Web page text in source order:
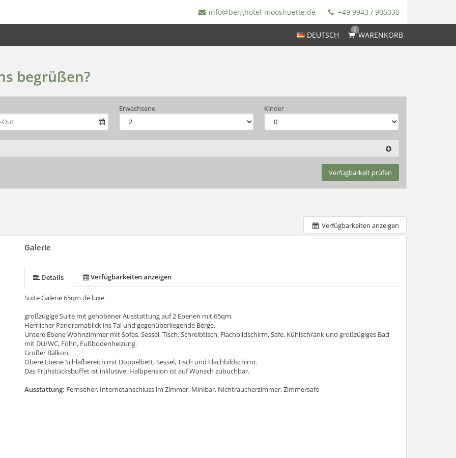
info@berghotel-mooshuette.de +49 9943 / 905030
DEUTSCH
0
WARENKORB
begrüßen?
Erwachsene Kinder
Verfügbarkeit prüfen
Verfügbarkeiten anzeigen
Galerie
Details Verfügbarkeiten anzeigen
Suite Galerie 65qm de luxe
großzügige Suite mit gehobener Ausstattung auf 2 Ebenen mit 65qm.
Herrlicher Panoramablick ins Tal und gegenüberliegende Berge.
Untere Ebene Wohnzimmer mit Sofas, Sessel, Tisch, Schreibtisch, Flachbildschirm, Safe, Kühlschrank und großzügiges Bad
mit DU/WC, Föhn, Fußbodenheizung.
Großer Balkon.
Obere Ebene Schlafbereich mit Doppelbett, Sessel, Tisch und Flachbildschirm.
Das Frühstücksbuffet ist inklusive. Halbpension ist auf Wunsch zubuchbar.
Ausstattung: Fernseher, Internetanschluss im Zimmer, Minibar, Nichtraucherzimmer, Zimmersafe